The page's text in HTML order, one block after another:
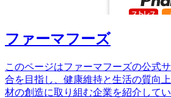
ファーマフーズ
このページはファーマフーズの公式
合を目指し、健康維持と生活の質向
材の創造に取り組む企業を紹介して